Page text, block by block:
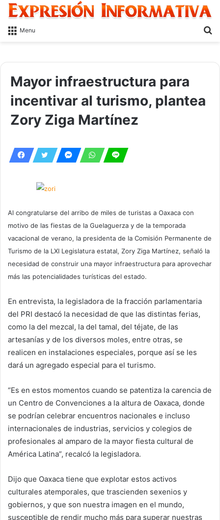
Menu
Mayor infraestructura para
incentivar al turismo, plantea
Zory Ziga Martínez
Al congratularse del arribo de miles de turistas a Oaxaca con
motivo de las fiestas de la Guelaguerza y de la temporada
vacacional de verano, la presidenta de la Comisión Permanente de
Turismo de la LXI Legislatura estatal, Zory Ziga Martínez, señaló la
necesidad de construir una mayor infraestructura para aprovechar
más las potencialidades turísticas del estado.
En entrevista, la legisladora de la fracción parlamentaria
del PRI destacó la necesidad de que las distintas ferias,
como la del mezcal, la del tamal, del téjate, de las
artesanías y de los diversos moles, entre otras, se
realicen en instalaciones especiales, porque así se les
dará un agregado especial para el turismo.
“Es en estos momentos cuando se patentiza la carencia de
un Centro de Convenciones a la altura de Oaxaca, donde
se podrían celebrar encuentros nacionales e incluso
internacionales de industrias, servicios y colegios de
profesionales al amparo de la mayor fiesta cultural de
América Latina”, recalcó la legisladora.
Dijo que Oaxaca tiene que explotar estos activos
culturales atemporales, que trascienden sexenios y
gobiernos, y que son nuestra imagen en el mundo,
susceptible de rendir mucho más para superar nuestras